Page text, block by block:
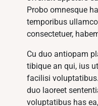
Probo omnesque
temporibus
consectetuer,
Cu duo antiopam
tibique an qui, ius
facilisi
duo laoreet
voluptatibus has